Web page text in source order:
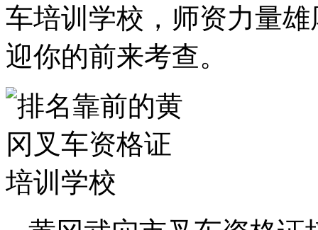
车培训学校，师资力量
迎你的前来考查。